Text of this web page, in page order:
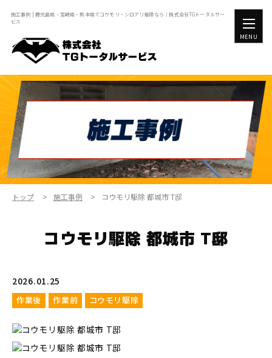
施工事例 | 鹿児島県・宮崎県・熊本県でコウモリ・シロアリ駆除なら｜株式会社TGトータルサー
ビス
MENU
トップ 施工事例 コウモリ駆除 都城市 T邸
コウモリ駆除 都城市 T邸
2026.01.25
作業後 作業前 コウモリ駆除